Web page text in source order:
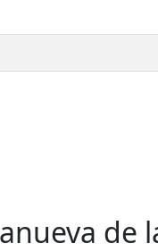
de